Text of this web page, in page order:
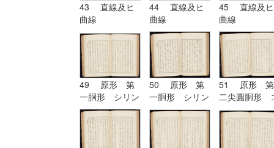
43 直線及ヒ
曲線
44 直線及ヒ
曲線
45 直線及ヒ
曲線
49 原形 第
一胴形 シリン
ドル
50 原形 第
一胴形 シリン
ドル
51 原形 第
二尖圓胴形
ノイド